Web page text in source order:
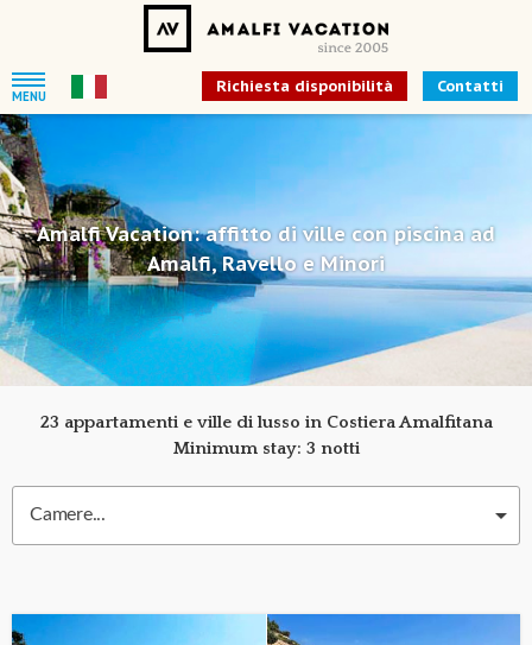
Amalfi Vacation: affitto di ville con piscina ad
Amalfi, Ravello e Minori
23 appartamenti e ville di lusso in Costiera Amalfitana
Minimum stay: 3 notti
MENU
Richiesta disponibilità Contatti